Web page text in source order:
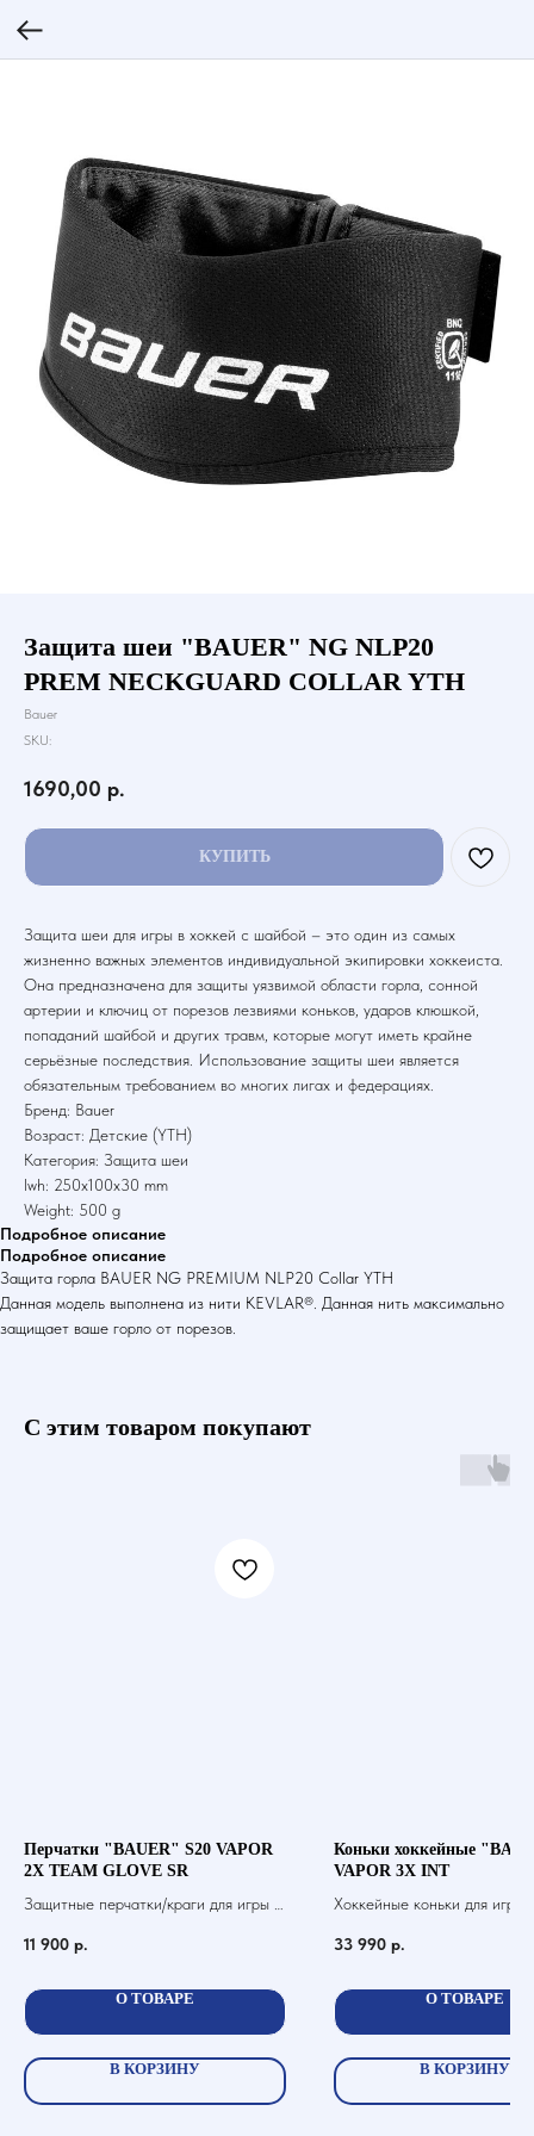
Защита шеи "BAUER" NG NLP20
PREM NECKGUARD COLLAR YTH
Bauer
SKU:
1690,00 р.
КУПИТЬ
Защита шеи для игры в хоккей с шайбой – это один из самых
жизненно важных элементов индивидуальной экипировки хоккеиста.
Она предназначена для защиты уязвимой области горла, сонной
артерии и ключиц от порезов лезвиями коньков, ударов клюшкой,
попаданий шайбой и других травм, которые могут иметь крайне
серьёзные последствия. Использование защиты шеи является
обязательным требованием во многих лигах и федерациях.
Бренд: Bauer
Возраст: Детские (YTH)
Категория: Защита шеи
lwh: 250x100x30 mm
Weight: 500 g
Подробное описание
Подробное описание
Защита горла BAUER NG PREMIUM NLP20 Collar YTH
Данная модель выполнена из нити KEVLAR®. Данная нить максимально
защищает ваше горло от порезов.
С этим товаром покупают
Перчатки "BAUER" S20 VAPOR
2X TEAM GLOVE SR
Защитные перчатки/краги для игры в
11 900 р.
О ТОВАРЕ
В КОРЗИНУ
Коньки хоккейные
VAPOR 3X INT
Хоккейные коньки для игры
33 990 р.
О ТОВАРЕ
В КОРЗИНУ